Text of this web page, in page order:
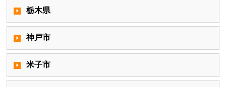
栃木県
神戸市
米子市